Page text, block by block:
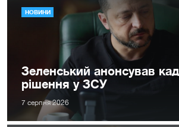
НОВИНИ
Зеленський анонсував
рішення у ЗСУ
7 серпня 2026